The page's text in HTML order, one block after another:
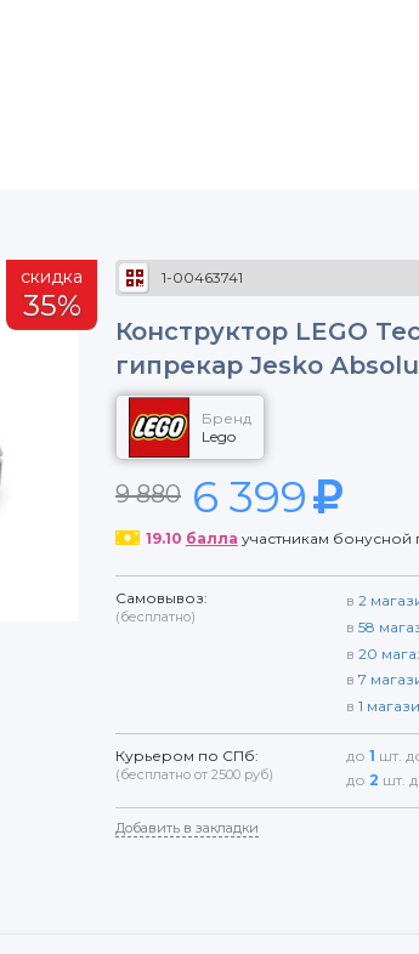
скидка
35%
1-00463741
Конструктор LEGO
гипрекар Jesko
Бренд
Lego
9 880 6 399
19.10 балла участникам
Самовывоз:
(бесплатно)
в 2
в 58
в 20
в 7
в 1
Курьером по СПб:
(бесплатно от 2500 руб)
до 1 шт.
до 2 шт.
Добавить в закладки